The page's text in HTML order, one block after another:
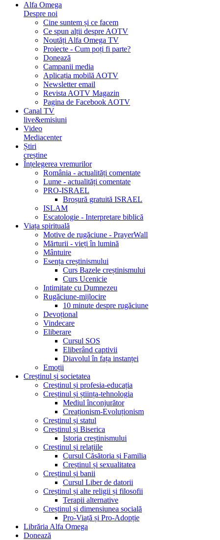
Alfa Omega
Despre noi
Cine suntem și ce facem
Ce spun alții despre AOTV
Noutăți Alfa Omega TV
Proiecte - Cum poți fi parte?
Donează
Campanii media
Aplicația mobilă AOTV
Newsletter email
Revista AOTV Magazin
Pagina de Facebook AOTV
Canal TV
live&emisiuni
Video
Mediacenter
Știri
creștine
Înțelegerea vremurilor
România - actualități comentate
Lume - actualități comentate
PRO-ISRAEL
Broșură gratuită ISRAEL
ISLAM
Escatologie - Interpretare biblică
Viața spirituală
Motive de rugăciune - PrayerWall
Mărturii - vieți în lumină
Mântuire
Esența creștinismului
Curs Bazele creștinismului
Curs Ucenicie
Intimitate cu Dumnezeu
Rugăciune-mijlocire
10 minute despre rugăciune
Devoțional
Vindecare
Eliberare
Cursul SOS
Eliberând captivii
Diavolul în fața instanței
Emoții
Creștinul și societatea
Creștinul și profesia-educația
Creștinul și știința-tehnologia
Mediul înconjurător
Creaționism-Evoluționism
Creștinul și statul
Creștinul și Biserica
Istoria creștinismului
Creștinul și relațiile
Cursul Căsătoria și Familia
Creștinul și sexualitatea
Creștinul și banii
Cursul Liber de datorii
Creștinul și alte religii și filosofii
Terapii alternative
Creștinul și dimensiunea socială
Pro-Viață și Pro-Adopție
Librăria Alfa Omega
Donează